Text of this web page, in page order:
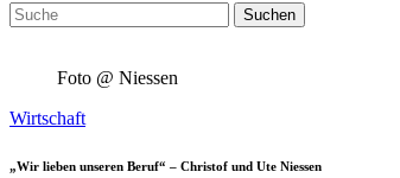
Suchen
nach:
Foto @ Niessen
Wirtschaft
„Wir lieben unseren Beruf“ – Christof und Ute Niessen